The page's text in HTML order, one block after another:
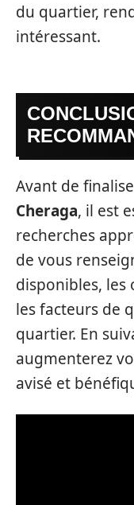
du quartier,
intéressant.
Avant de
Cheraga, il est
recherches
de vous
disponibles,
les facteurs de
quartier. En
augmenterez
avisé et